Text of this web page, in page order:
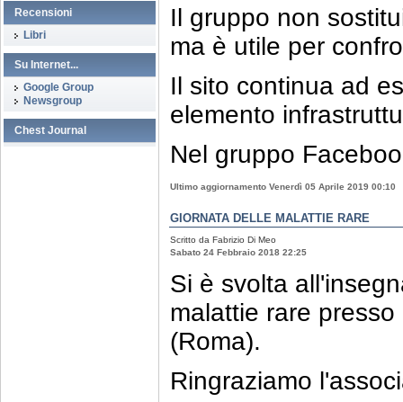
Recensioni
Libri
Su Internet...
Google Group
Newsgroup
Chest Journal
Il gruppo non
ma è utile per
Il sito continua ad
elemento
Nel gruppo
Ultimo aggiornamento Venerdì 05 Aprile 2019 00:10
GIORNATA DELLE MALATTIE RARE
Scritto da Fabrizio Di Meo
Sabato 24 Febbraio 2018 22:25
Si è svolta
malattie rare
(Roma).
Ringraziamo